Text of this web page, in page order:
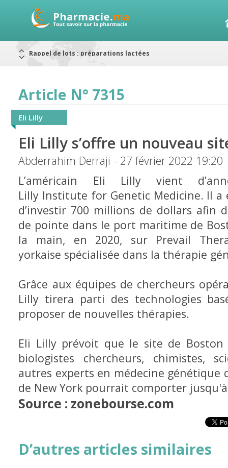
Alerte / AMMPS
RAPPELS DE LOTS
Rappel de lots : ANTITOXINE TÉTANIQUE 1500.
Article N° 7315
Eli Lilly
Eli Lilly s’offre un nouveau
Abderrahim Derraji - 27 février 2022 19:20
L’américain Eli Lilly vient
Lilly Institute for Genetic Medicine. Il a
d’investir 700 millions de dollars afin
de pointe dans le port maritime de
la main, en 2020, sur Prevail
yorkaise spécialisée dans la thérapie
Grâce aux équipes de chercheurs
Lilly tirera parti des technologies
proposer de nouvelles thérapies.
Eli Lilly prévoit que le site de Boston
biologistes chercheurs, chimistes,
autres experts en médecine génétique
de New York pourrait comporter
Source : zonebourse.com
D’autres articles similaires